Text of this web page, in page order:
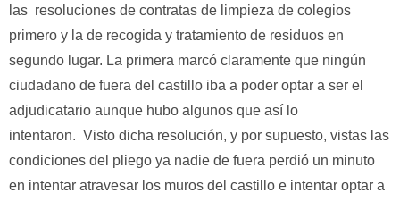
las resoluciones de contratas de limpieza de colegios
primero y la de recogida y tratamiento de residuos en
segundo lugar. La primera marcó claramente que ningún
ciudadano de fuera del castillo iba a poder optar a ser el
adjudicatario aunque hubo algunos que así lo
intentaron. Visto dicha resolución, y por supuesto, vistas las
condiciones del pliego ya nadie de fuera perdió un minuto
en intentar atravesar los muros del castillo e intentar optar a